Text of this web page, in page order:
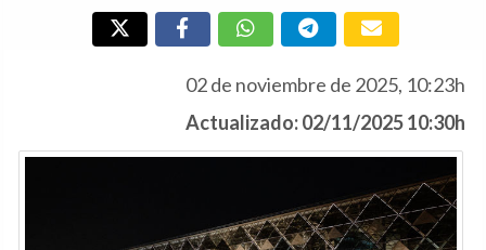
02 de noviembre de 2025, 10:23h
Actualizado: 02/11/2025 10:30h